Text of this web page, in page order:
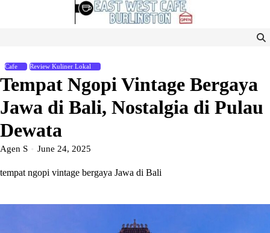
Cafe Review Kuliner Lokal
Tempat Ngopi Vintage Bergaya
Jawa di Bali, Nostalgia di Pulau
Dewata
Agen S June 24, 2025
tempat ngopi vintage bergaya Jawa di Bali